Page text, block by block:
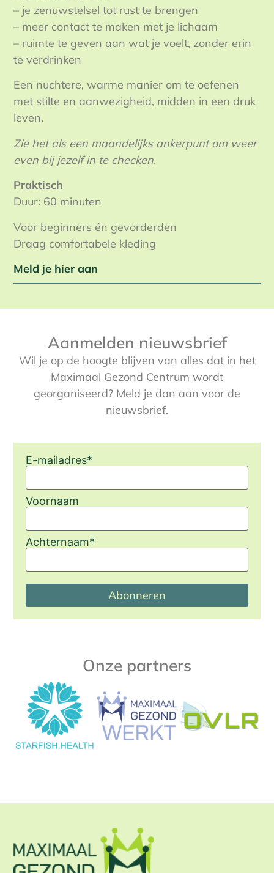
– je zenuwstelsel tot rust te brengen
– meer contact te maken met je lichaam
– ruimte te geven aan wat je voelt, zonder erin
te verdrinken
Een nuchtere, warme manier om te oefenen
met stilte en aanwezigheid, midden in een druk
leven.
Zie het als een maandelijks ankerpunt om weer
even bij jezelf in te checken.
Praktisch
Duur: 60 minuten
Voor beginners én gevorderden
Draag comfortabele kleding
Meld je hier aan
Aanmelden nieuwsbrief
Wil je op de hoogte blijven van alles dat in het
Maximaal Gezond Centrum wordt
georganiseerd? Meld je dan aan voor de
nieuwsbrief.
E-mailadres*
Voornaam
Achternaam*
Abonneren
Onze partners